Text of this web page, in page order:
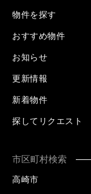
物件を探す
おすすめ物件
お知らせ
更新情報
新着物件
探してリクエスト
市区町村検索
高崎市